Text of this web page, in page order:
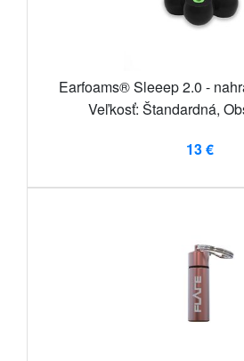
Earfoams® Sleeep 2.0 -
Veľkosť: Štandardná,
13 €